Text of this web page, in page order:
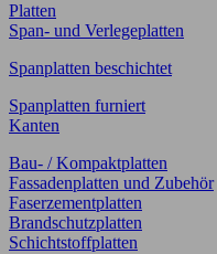
Platten
Span- und Verlegeplatten
Spanplatten beschichtet
Spanplatten furniert
Kanten
Bau- / Kompaktplatten
Fassadenplatten und Zubehör
Faserzementplatten
Brandschutzplatten
Schichtstoffplatten